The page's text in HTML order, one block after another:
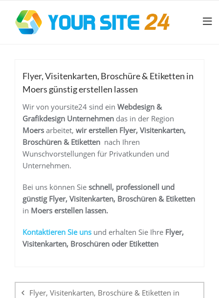
Flyer, Visitenkarten, Broschüre & Etiketten in
Moers günstig erstellen lassen
Wir von yoursite24 sind ein Webdesign &
Grafikdesign Unternehmen das in der Region
Moers arbeitet, wir erstellen Flyer, Visitenkarten,
Broschüren & Etiketten nach Ihren
Wunschvorstellungen für Privatkunden und
Unternehmen.
Bei uns können Sie schnell, professionell und
günstig Flyer, Visitenkarten, Broschüren & Etiketten
in Moers erstellen lassen.
Kontaktieren Sie uns und erhalten Sie Ihre Flyer,
Visitenkarten, Broschüren oder Etiketten
Flyer, Visitenkarten, Broschüre & Etiketten in